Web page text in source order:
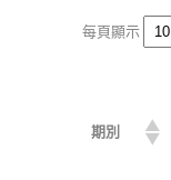
每頁顯示
期別